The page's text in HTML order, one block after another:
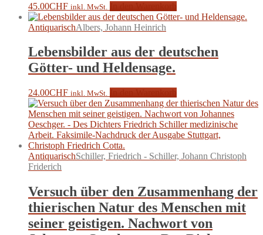
45.00CHF inkl. MwSt.
AntiquarischAlbers, Johann Heinrich
Lebensbilder aus der deutschen
Götter- und Heldensage.
24.00CHF inkl. MwSt.
AntiquarischSchiller, Friedrich - Schiller, Johann Christoph
Friderich
Versuch über den Zusammenhang der
thierischen Natur des Menschen mit
seiner geistigen. Nachwort von